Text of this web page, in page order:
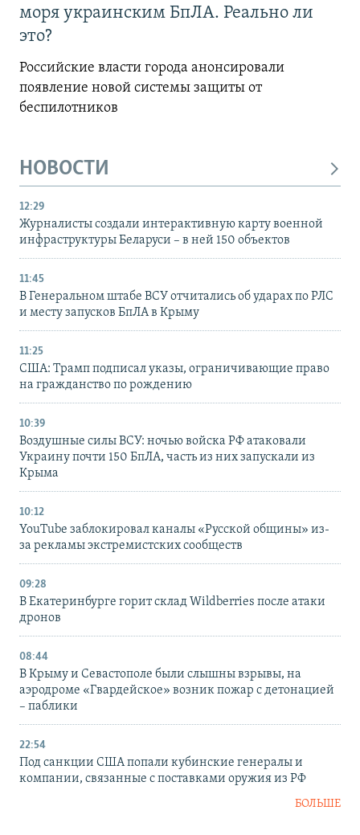
моря украинским БпЛА. Реально ли
это?
Российские власти города анонсировали
появление новой системы защиты от
беспилотников
НОВОСТИ
12:29
Журналисты создали интерактивную карту военной
инфраструктуры Беларуси – в ней 150 объектов
11:45
В Генеральном штабе ВСУ отчитались об ударах по РЛС
и месту запусков БпЛА в Крыму
11:25
США: Трамп подписал указы, ограничивающие право
на гражданство по рождению
10:39
Воздушные силы ВСУ: ночью войска РФ атаковали
Украину почти 150 БпЛА, часть из них запускали из
Крыма
10:12
YouTube заблокировал каналы «Русской общины» из-
за рекламы экстремистских сообществ
09:28
В Екатеринбурге горит склад Wildberries после атаки
дронов
08:44
В Крыму и Севастополе были слышны взрывы, на
аэродроме «Гвардейское» возник пожар с детонацией
– паблики
22:54
Под санкции США попали кубинские генералы и
компании, связанные с поставками оружия из РФ
БОЛЬШЕ